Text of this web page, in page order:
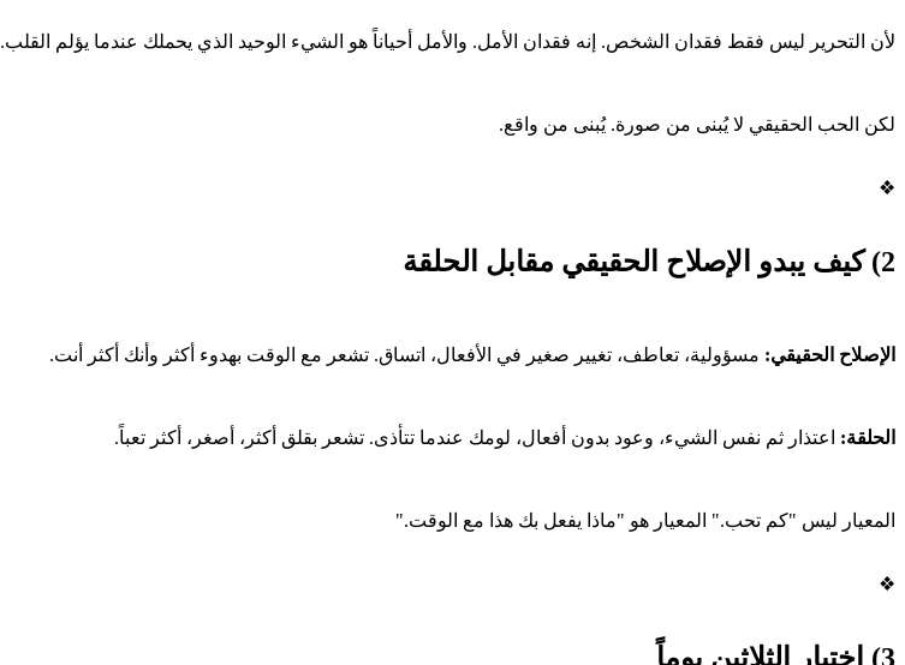
لأن التحرير ليس فقط فقدان الشخص. إنه فقدان الأمل. والأمل أحياناً هو الشيء الوحيد الذي يحملك عندما يؤلم القلب.
لكن الحب الحقيقي لا يُبنى من صورة. يُبنى من واقع.
❖
2) كيف يبدو الإصلاح الحقيقي مقابل الحلقة
الإصلاح الحقيقي: مسؤولية، تعاطف، تغيير صغير في الأفعال، اتساق. تشعر مع الوقت بهدوء أكثر وأنك أكثر أنت.
الحلقة: اعتذار ثم نفس الشيء، وعود بدون أفعال، لومك عندما تتأذى. تشعر بقلق أكثر، أصغر، أكثر تعباً.
المعيار ليس "كم تحب." المعيار هو "ماذا يفعل بك هذا مع الوقت."
❖
3) اختبار الثلاثين يوماً